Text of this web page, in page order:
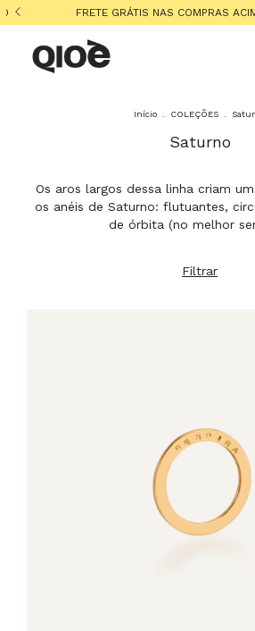
FRETE GRÁTIS NAS COMPRAS
Início COLEÇÕES
Saturno
Os aros largos dessa linha criam
os anéis de Saturno: flutuantes,
de órbita (no melhor
Filtrar